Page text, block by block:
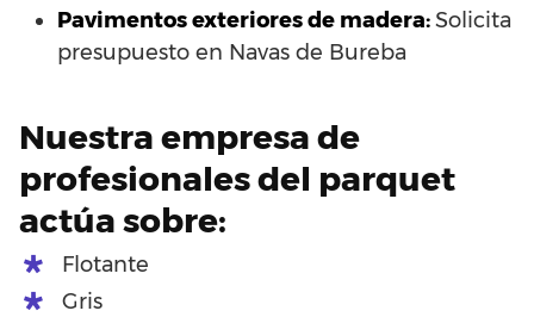
Pavimentos exteriores de madera:Solicita
presupuesto en Navas de Bureba
Nuestra empresa de
profesionales del parquet
actúa sobre:
Flotante
Gris